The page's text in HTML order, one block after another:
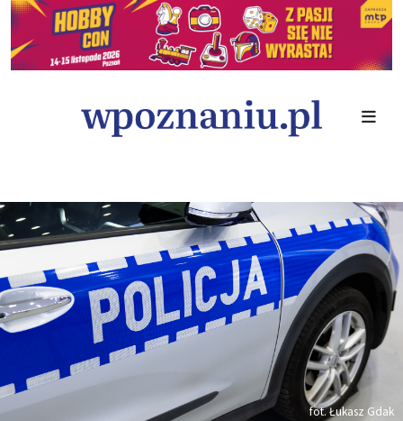
fot. Łukasz Gdak